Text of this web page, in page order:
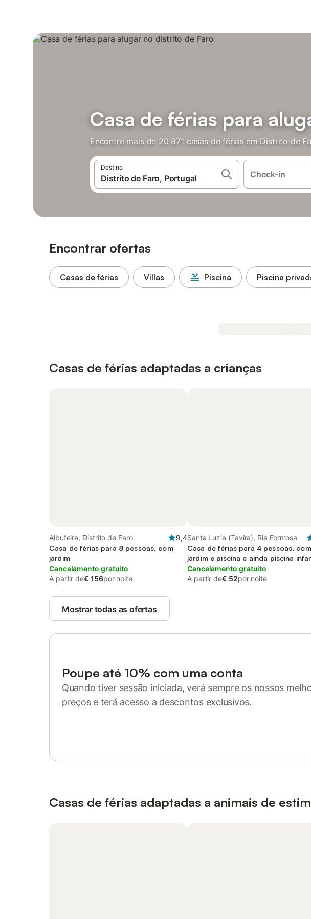
Casa de férias para
Encontre mais de 20 871 casas de férias em Distrito de
Destino
Check-in
Encontrar ofertas
Casas de férias Villas Piscina Piscina
Casas de férias adaptadas a crianças
Albufeira, Distrito de Faro
9,4
Casa de férias para 8 pessoas, com
jardim
Cancelamento gratuito
A partir de€ 156por noite
Santa Luzia (Tavira), Ria Formosa
Casa de férias para 4 pessoas, com
jardim e piscina e ainda piscina
Cancelamento gratuito
A partir de€ 52por noite
Mostrar todas as ofertas
Poupe até 10% com uma conta
Quando tiver sessão iniciada, verá sempre os nossos
preços e terá acesso a descontos exclusivos.
Casas de férias adaptadas a animais de